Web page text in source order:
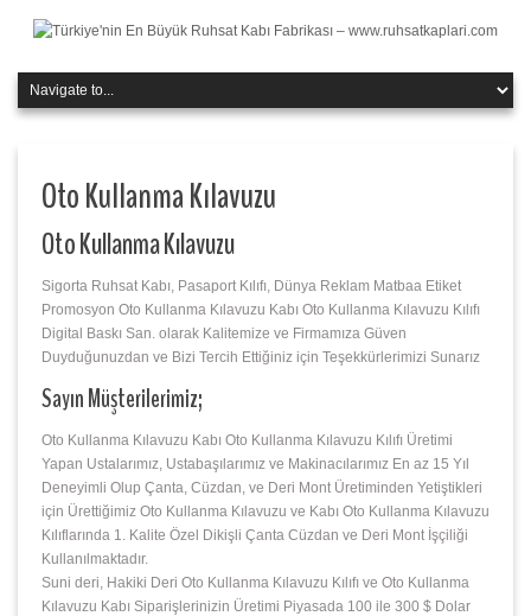
Oto Kullanma Kılavuzu
Oto Kullanma Kılavuzu
Sigorta Ruhsat Kabı, Pasaport Kılıfı, Dünya Reklam Matbaa Etiket
Promosyon Oto Kullanma Kılavuzu Kabı Oto Kullanma Kılavuzu Kılıfı
Digital Baskı San. olarak Kalitemize ve Firmamıza Güven
Duyduğunuzdan ve Bizi Tercih Ettiğiniz için Teşekkürlerimizi Sunarız
Sayın Müşterilerimiz;
Oto Kullanma Kılavuzu Kabı Oto Kullanma Kılavuzu Kılıfı Üretimi
Yapan Ustalarımız, Ustabaşılarımız ve Makinacılarımız En az 15 Yıl
Deneyimli Olup Çanta, Cüzdan, ve Deri Mont Üretiminden Yetiştikleri
için Ürettiğimiz Oto Kullanma Kılavuzu ve Kabı Oto Kullanma Kılavuzu
Kılıflarında 1. Kalite Özel Dikişli Çanta Cüzdan ve Deri Mont İşçiliği
Kullanılmaktadır.
Suni deri, Hakiki Deri Oto Kullanma Kılavuzu Kılıfı ve Oto Kullanma
Kılavuzu Kabı Siparişlerinizin Üretimi Piyasada 100 ile 300 $ Dolar